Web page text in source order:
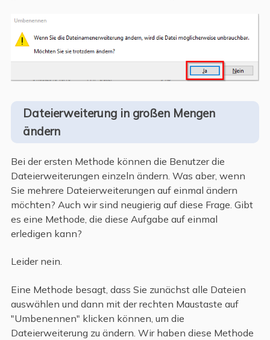
Dateierweiterung in großen Mengen
ändern
Bei der ersten Methode können die Benutzer die
Dateierweiterungen einzeln ändern. Was aber, wenn
Sie mehrere Dateierweiterungen auf einmal ändern
möchten? Auch wir sind neugierig auf diese Frage. Gibt
es eine Methode, die diese Aufgabe auf einmal
erledigen kann?
Leider nein.
Eine Methode besagt, dass Sie zunächst alle Dateien
auswählen und dann mit der rechten Maustaste auf
"Umbenennen" klicken können, um die
Dateierweiterung zu ändern. Wir haben diese Methode